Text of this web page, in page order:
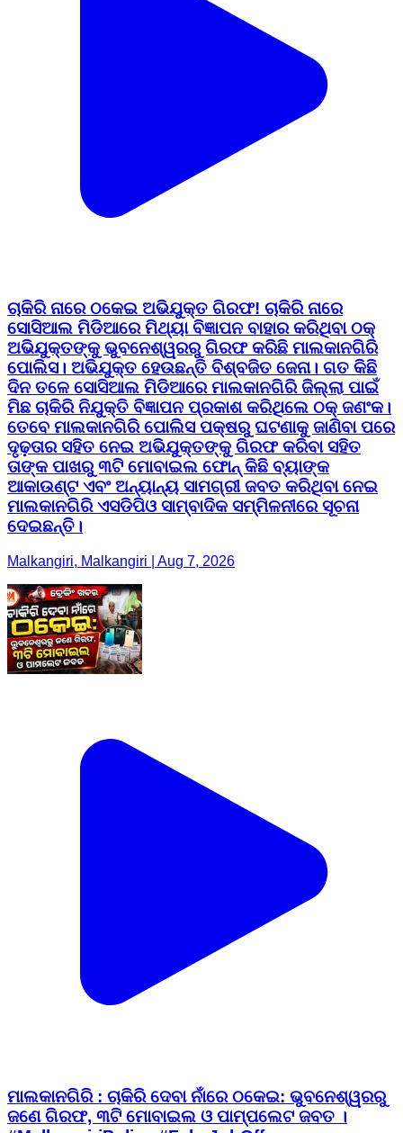
ଚାକିରି ନାରେ ଠକେଇ ଅଭିଯୁକ୍ତ ଗିରଫ! ଚାକିରି ନାରେ
ସୋସିଆଲ ମିଡିଆରେ ମିଥ୍ୟା ବିଜ୍ଞାପନ ବାହାର କରିଥିବା ଠକ୍
ଅଭିଯୁକ୍ତଙ୍କୁ ଭୁବନେଶ୍ୱରରୁ ଗିରଫ କରିଛି ମାଲକାନଗିରି
ପୋଲିସ। ଅଭିଯୁକ୍ତ ହେଉଛନ୍ତି ବିଶ୍ବଜିତ ଜେନା। ଗତ କିଛି
ଦିନ ତଳେ ସୋସିଆଲ ମିଡିଆରେ ମାଲକାନଗିରି ଜିଲ୍ଲା ପାଇଁ
ମିଛ ଚାକିରି ନିଯୁକ୍ତି ବିଜ୍ଞାପନ ପ୍ରକାଶ କରିଥିଲେ ଠକ୍ ଜଣଂକ।
ତେବେ ମାଲକାନଗିରି ପୋଲିସ ପକ୍ଷରୁ ଘଟଣାକୁ ଜାଣିବା ପରେ
ଦୃଢ଼ତାର ସହିତ ନେଇ ଅଭିଯୁକ୍ତଙ୍କୁ ଗିରଫ କରିବା ସହିତ
ତାଙ୍କ ପାଖରୁ ୩ଟି ମୋବାଇଲ ଫୋନ୍ କିଛି ବ୍ୟାଙ୍କ
ଆକାଉଣ୍ଟ ଏବଂ ଅନ୍ୟାନ୍ୟ ସାମଗ୍ରୀ ଜବତ କରିଥିବା ନେଇ
ମାଲକାନଗିରି ଏସଡିପିଓ ସାମ୍ବାଦିକ ସମ୍ମିଳନୀରେ ସୂଚନା
ଦେଇଛନ୍ତି।
Malkangiri, Malkangiri | Aug 7, 2026
ମାଲକାନଗିରି : ​ଚାକିରି ଦେବା ନାଁରେ ଠକେଇ: ଭୁବନେଶ୍ୱରରୁ
ଜଣେ ଗିରଫ, ୩ଟି ମୋବାଇଲ ଓ ପାମ୍ପଲେଟ ଜବତ ।